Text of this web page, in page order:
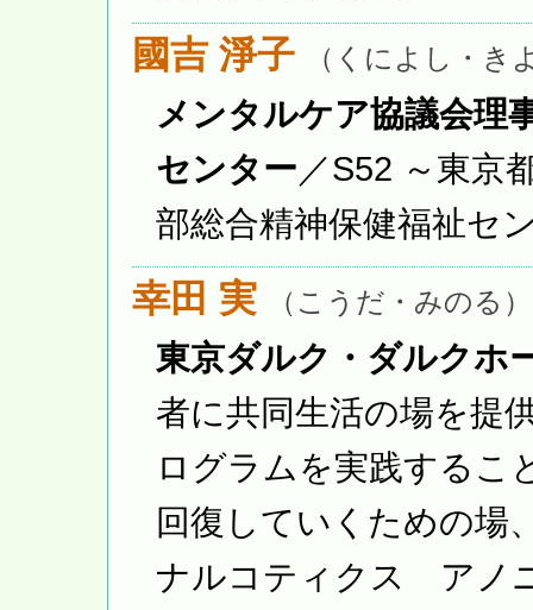
國吉 淨子 （くによし・き
メンタルケア協議会理
センター ／S52 ～東京
部総合精神保健福祉セ
幸田 実 （こうだ・みのる）
東京ダルク・ダルクホ
者に共同生活の場を提
ログラムを実践するこ
回復していくための場
ナルコティクス アノ